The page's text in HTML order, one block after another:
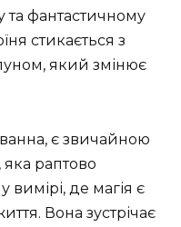
та фантастичному
стикається з
який змінює
є звичайною
яка раптово
де магія є
Вона зустрічає